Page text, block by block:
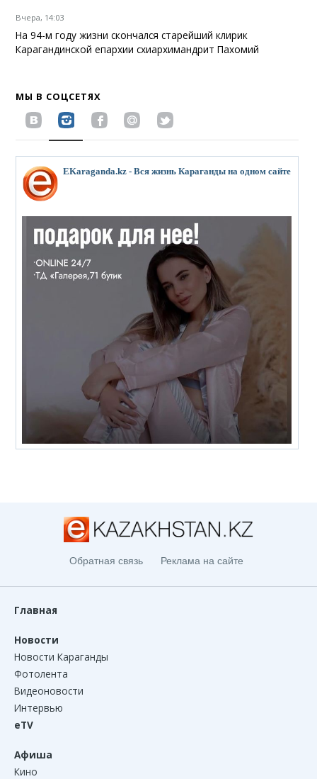
Вчера, 14:03
На 94-м году жизни скончался старейший клирик
Карагандинской епархии схиархимандрит Пахомий
МЫ В СОЦСЕТЯХ
EKaraganda.kz - Вся жизнь Караганды на одном сайте
Обратная связь Реклама на сайте
Главная
Новости
Новости Караганды
Фотолента
Видеоновости
Интервью
eTV
Афиша
Кино